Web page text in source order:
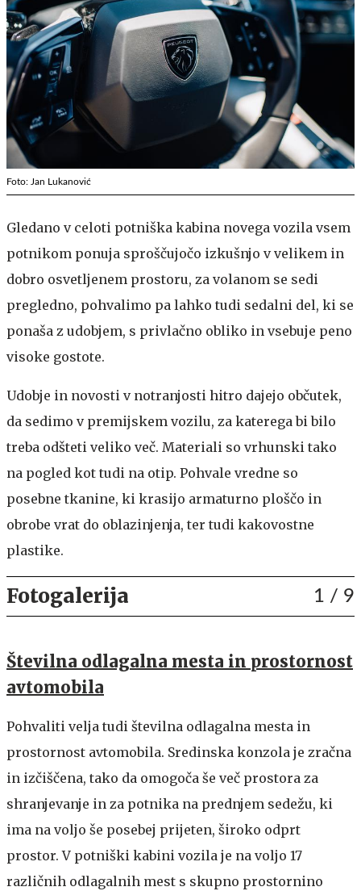
Foto: Jan Lukanović
Gledano v celoti potniška kabina novega vozila vsem
potnikom ponuja sproščujočo izkušnjo v velikem in
dobro osvetljenem prostoru, za volanom se sedi
pregledno, pohvalimo pa lahko tudi sedalni del, ki se
ponaša z udobjem, s privlačno obliko in vsebuje peno
visoke gostote.
Udobje in novosti v notranjosti hitro dajejo občutek,
da sedimo v premijskem vozilu, za katerega bi bilo
treba odšteti veliko več. Materiali so vrhunski tako
na pogled kot tudi na otip. Pohvale vredne so
posebne tkanine, ki krasijo armaturno ploščo in
obrobe vrat do oblazinjenja, ter tudi kakovostne
plastike.
Fotogalerija 1 / 9
Številna odlagalna mesta in prostornost
avtomobila
Pohvaliti velja tudi številna odlagalna mesta in
prostornost avtomobila. Sredinska konzola je zračna
in izčiščena, tako da omogoča še več prostora za
shranjevanje in za potnika na prednjem sedežu, ki
ima na voljo še posebej prijeten, široko odprt
prostor. V potniški kabini vozila je na voljo 17
različnih odlagalnih mest s skupno prostornino